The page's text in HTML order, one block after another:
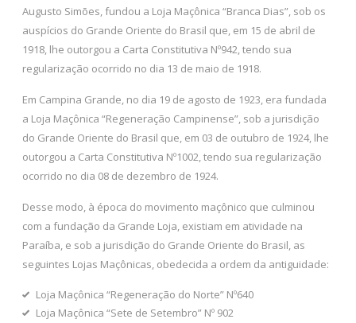
Augusto Simões, fundou a Loja Maçônica “Branca Dias”, sob os
auspícios do Grande Oriente do Brasil que, em 15 de abril de
1918, lhe outorgou a Carta Constitutiva Nº942, tendo sua
regularização ocorrido no dia 13 de maio de 1918.
Em Campina Grande, no dia 19 de agosto de 1923, era fundada
a Loja Maçônica “Regeneração Campinense”, sob a jurisdição
do Grande Oriente do Brasil que, em 03 de outubro de 1924, lhe
outorgou a Carta Constitutiva Nº1002, tendo sua regularização
ocorrido no dia 08 de dezembro de 1924.
Desse modo, à época do movimento maçônico que culminou
com a fundação da Grande Loja, existiam em atividade na
Paraíba, e sob a jurisdição do Grande Oriente do Brasil, as
seguintes Lojas Maçônicas, obedecida a ordem da antiguidade:
Loja Maçônica “Regeneração do Norte” Nº640
Loja Maçônica “Sete de Setembro” Nº 902